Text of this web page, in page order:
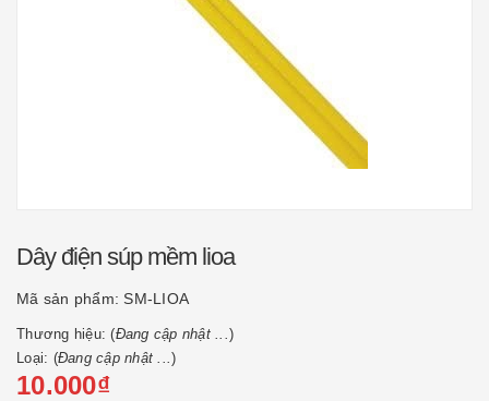
Dây điện súp mềm lioa
Mã sản phẩm: SM-LIOA
Thương hiệu: (Đang cập nhật ...)
Loại: (Đang cập nhật ...)
10.000₫